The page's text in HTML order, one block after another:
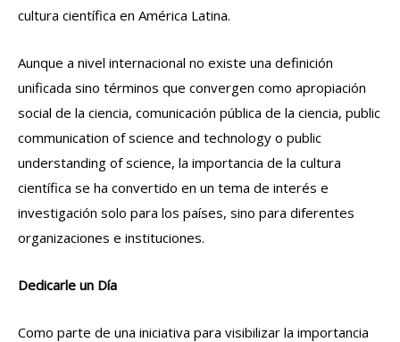
cultura científica en América Latina.
Aunque a nivel internacional no existe una definición
unificada sino términos que convergen como apropiación
social de la ciencia, comunicación pública de la ciencia, public
communication of science and technology o public
understanding of science, la importancia de la cultura
científica se ha convertido en un tema de interés e
investigación solo para los países, sino para diferentes
organizaciones e instituciones.
Dedicarle un Día
Como parte de una iniciativa para visibilizar la importancia